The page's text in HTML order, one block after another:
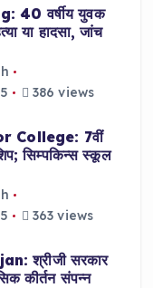
40 वर्षीय युवक
या हादसा, जांच
386 views
College: 7वीं
सिम्पकिन्स स्कूल
363 views
श्रीजी सरकार
कीर्तन संपन्न